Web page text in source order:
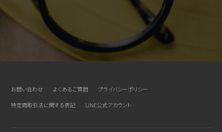
お問い合わせ よくあるご質問
プライバシーポリシー
特定商取引法に関する表記
LINE公式アカウント